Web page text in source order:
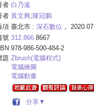
者 白乃遠
者 黃文興;陳冠鵬
項 臺北市 : 深石數位 ， 2020.07
號 312.866 8667
978-986-500-484-2
Zbrush(電腦程式)
電腦繪圖
電腦動畫
分享▼